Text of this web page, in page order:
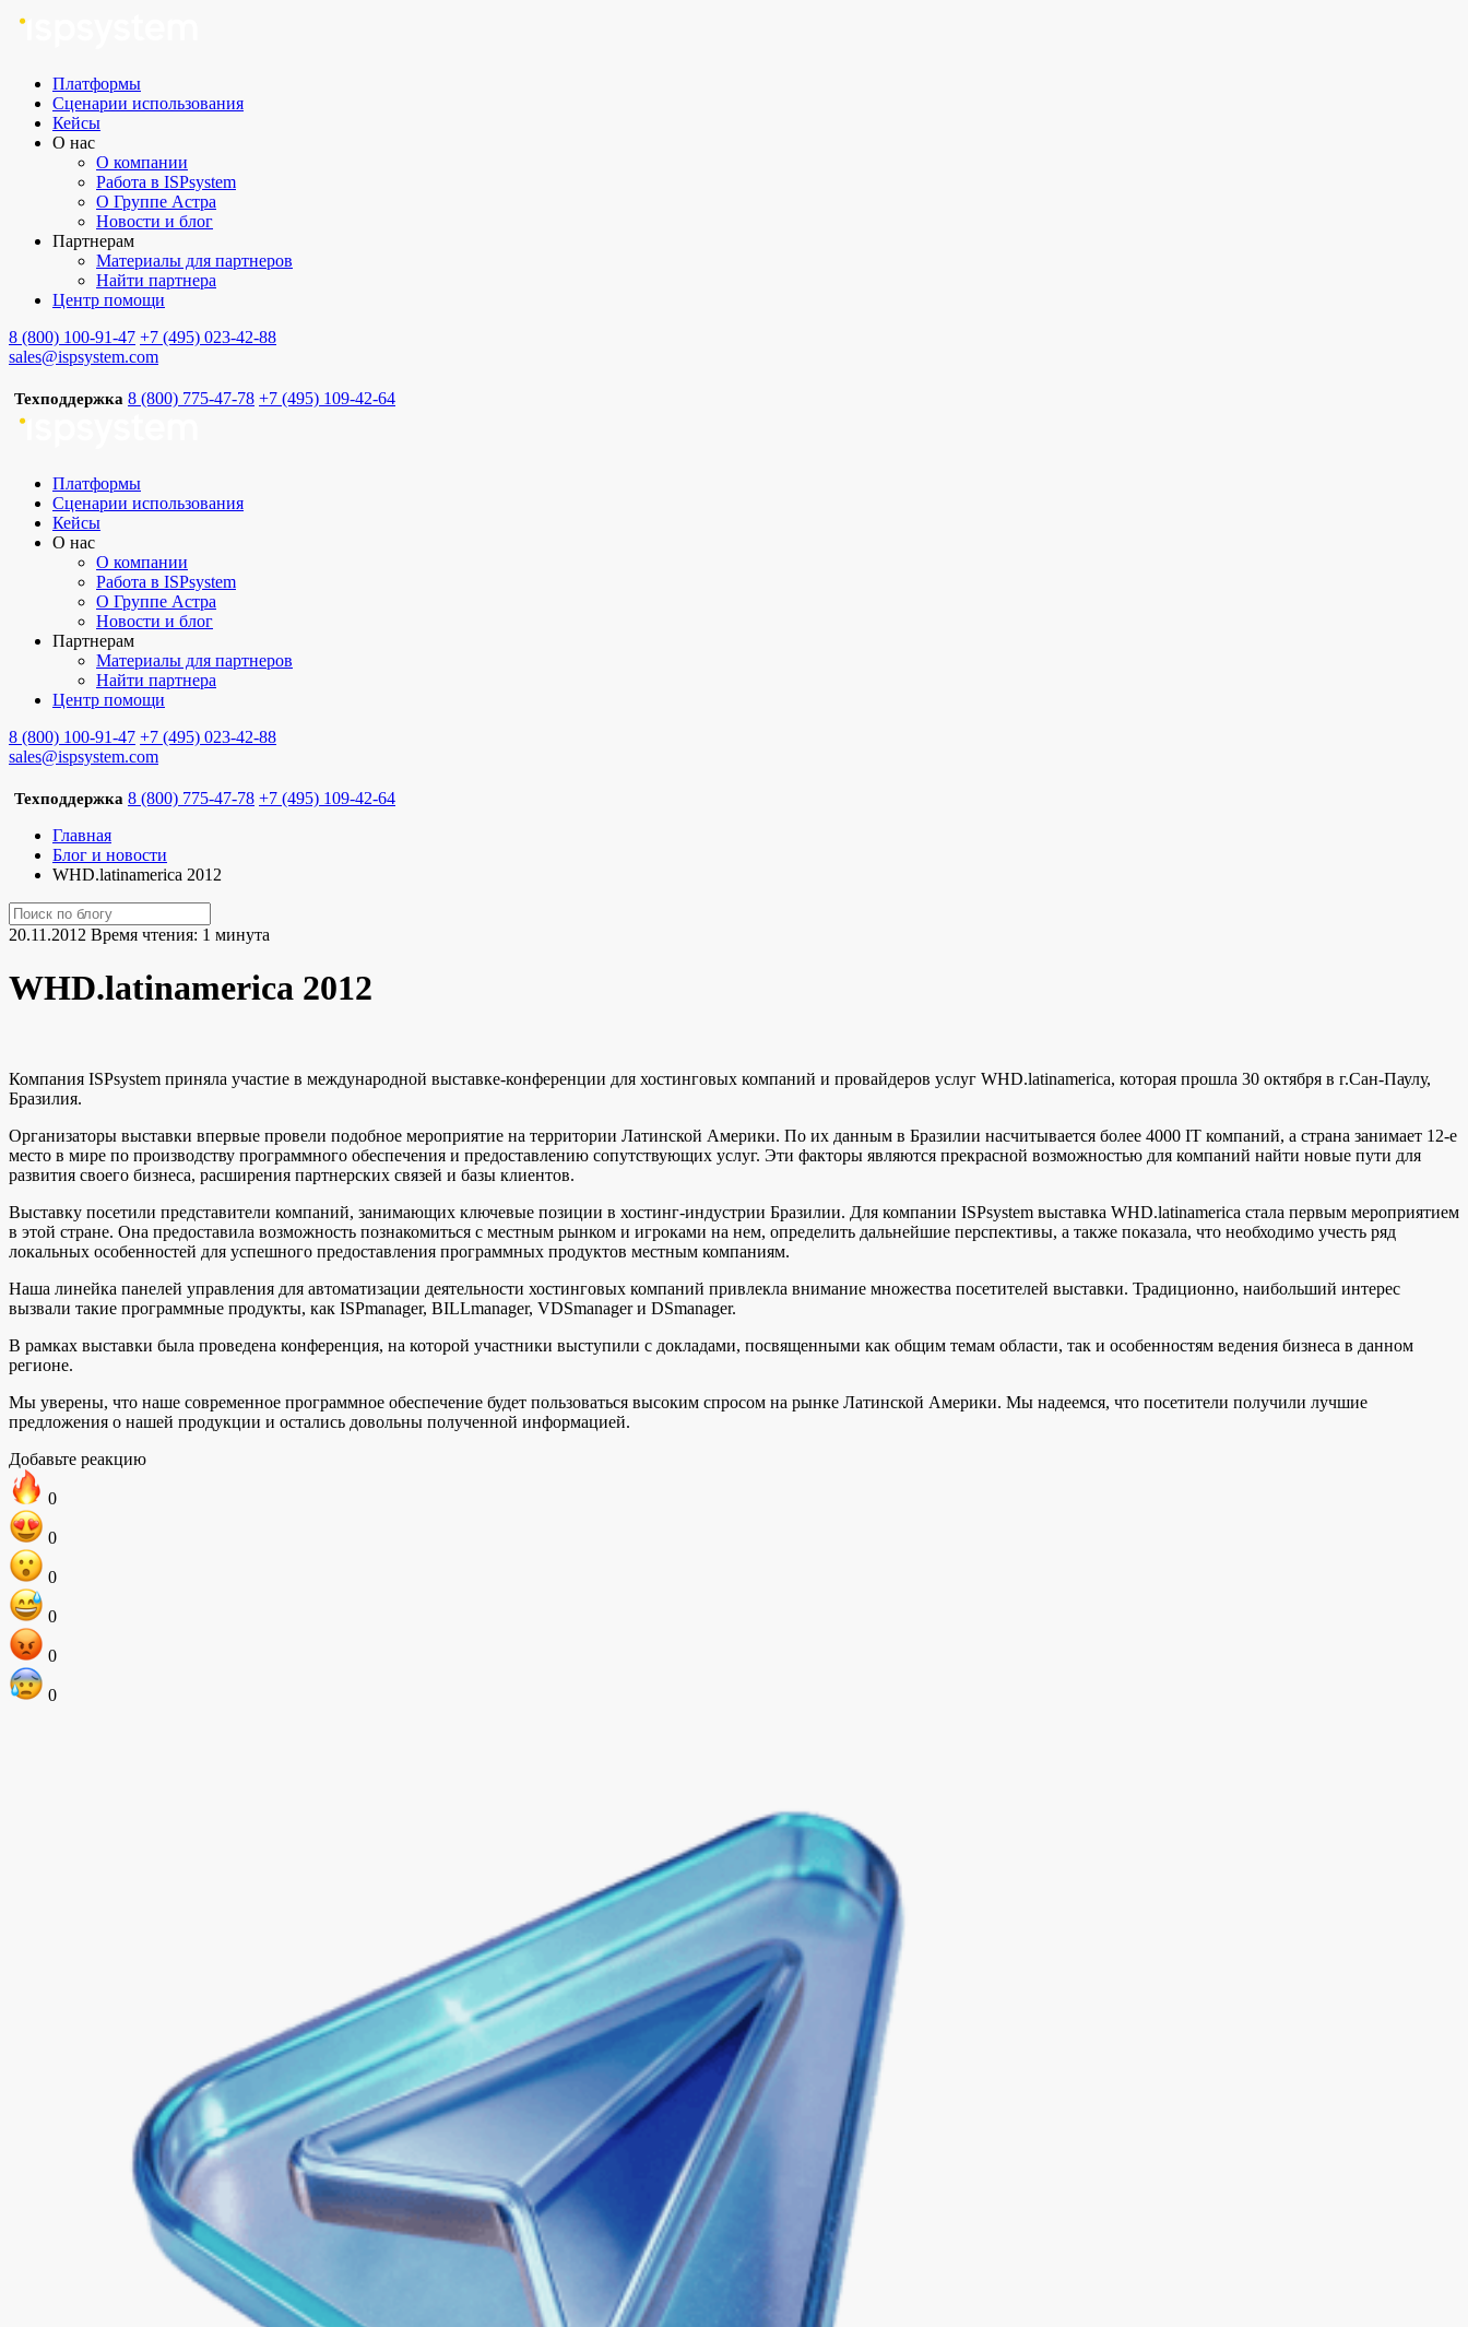
Платформы
Сценарии использования
Кейсы
О нас
О компании
Работа в ISPsystem
О Группе Астра
Новости и блог
Партнерам
Материалы для партнеров
Найти партнера
Центр помощи
8 (800) 100-91-47 +7 (495) 023-42-88
sales@ispsystem.com
Техподдержка 8 (800) 775-47-78 +7 (495) 109-42-64
Платформы
Сценарии использования
Кейсы
О нас
О компании
Работа в ISPsystem
О Группе Астра
Новости и блог
Партнерам
Материалы для партнеров
Найти партнера
Центр помощи
8 (800) 100-91-47 +7 (495) 023-42-88
sales@ispsystem.com
Техподдержка 8 (800) 775-47-78 +7 (495) 109-42-64
Главная
Блог и новости
WHD.latinamerica 2012
20.11.2012 Время чтения: 1 минута
WHD.latinamerica 2012
Компания ISPsystem приняла участие в международной выставке-конференции для хостинговых компаний и провайдеров услуг WHD.latinamerica, которая прошла 30 октября в г.Сан-Паулу,
Бразилия.
Организаторы выставки впервые провели подобное мероприятие на территории Латинской Америки. По их данным в Бразилии насчитывается более 4000 IT компаний, а страна занимает 12-е
место в мире по производству программного обеспечения и предоставлению сопутствующих услуг. Эти факторы являются прекрасной возможностью для компаний найти новые пути для
развития своего бизнеса, расширения партнерских связей и базы клиентов.
Выставку посетили представители компаний, занимающих ключевые позиции в хостинг-индустрии Бразилии. Для компании ISPsystem выставка WHD.latinamerica стала первым мероприятием
в этой стране. Она предоставила возможность познакомиться с местным рынком и игроками на нем, определить дальнейшие перспективы, а также показала, что необходимо учесть ряд
локальных особенностей для успешного предоставления программных продуктов местным компаниям.
Наша линейка панелей управления для автоматизации деятельности хостинговых компаний привлекла внимание множества посетителей выставки. Традиционно, наибольший интерес
вызвали такие программные продукты, как ISPmanager, BILLmanager, VDSmanager и DSmanager.
В рамках выставки была проведена конференция, на которой участники выступили с докладами, посвященными как общим темам области, так и особенностям ведения бизнеса в данном
регионе.
Мы уверены, что наше современное программное обеспечение будет пользоваться высоким спросом на рынке Латинской Америки. Мы надеемся, что посетители получили лучшие
предложения о нашей продукции и остались довольны полученной информацией.
Добавьте реакцию
0
0
0
0
0
0